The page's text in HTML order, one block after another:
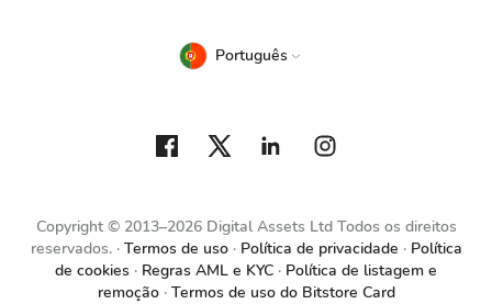
Copyright © 2013–2026 Digital Assets Ltd Todos os direitos
reservados.
Termos de uso Política de privacidade
Política
de cookies
Regras AML e KYC
Política de listagem e
remoção
Termos de uso do Bitstore Card
Português